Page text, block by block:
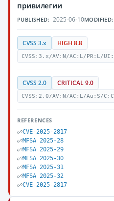
привилегии
PUBLISHED: 2025-06-10MODIFIED:
CVSS 3.x HIGH 8.8
CVSS:3.x/AV:N/AC:L/PR:L/
CVSS 2.0 CRITICAL 9.0
CVSS:2.0/AV:N/AC:L/Au:S/
REFERENCES
CVE-2025-2817
MFSA 2025-28
MFSA 2025-29
MFSA 2025-30
MFSA 2025-31
MFSA 2025-32
CVE-2025-2817